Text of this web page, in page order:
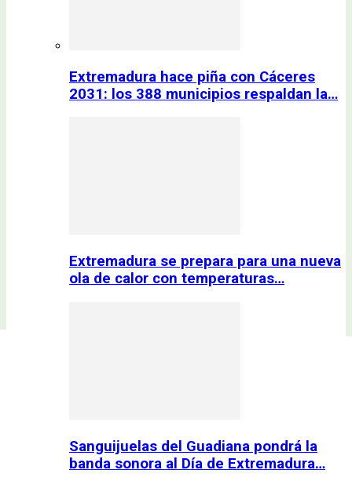
Extremadura hace piña con Cáceres
2031: los 388 municipios respaldan la…
Extremadura se prepara para una nueva
ola de calor con temperaturas…
Sanguijuelas del Guadiana pondrá la
banda sonora al Día de Extremadura…